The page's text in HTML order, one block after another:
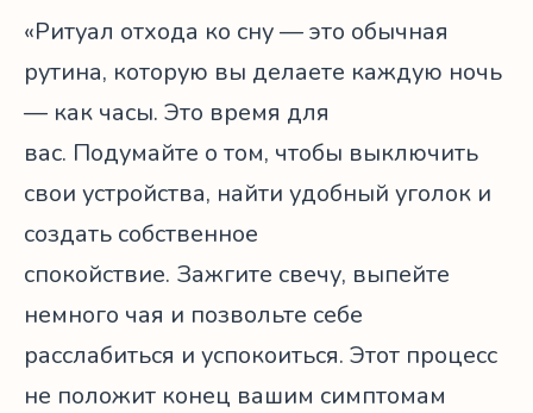
«Ритуал отхода ко сну — это обычная
рутина, которую вы делаете каждую ночь
— как часы. Это время для
вас. Подумайте о том, чтобы выключить
свои устройства, найти удобный уголок и
создать собственное
спокойствие. Зажгите свечу, выпейте
немного чая и позвольте себе
расслабиться и успокоиться. Этот процесс
не положит конец вашим симптомам